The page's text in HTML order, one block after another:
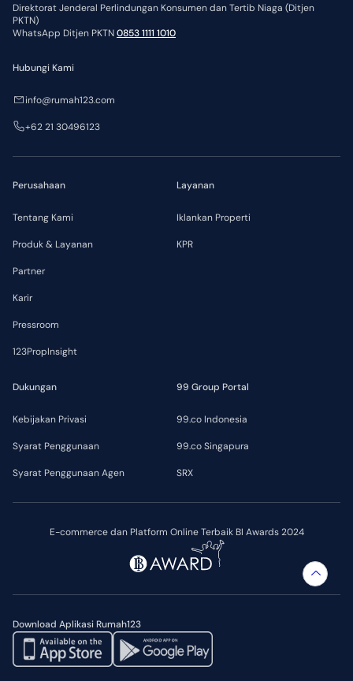
Direktorat Jenderal Perlindungan Konsumen dan Tertib Niaga (Ditjen
PKTN)
WhatsApp Ditjen PKTN0853 1111 1010
E-commerce dan Platform Online Terbaik BI Awards 2024
Download Aplikasi Rumah123
Perusahaan
Tentang Kami
Produk & Layanan
Partner
Karir
Pressroom
123PropInsight
Layanan
Iklankan Properti
KPR
Dukungan
Kebijakan Privasi
Syarat Penggunaan
Syarat Penggunaan Agen
99 Group Portal
99.co Indonesia
99.co Singapura
SRX
Hubungi Kami
info@rumah123.com
+62 21 30496123